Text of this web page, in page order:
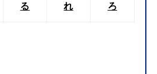
る れ ろ